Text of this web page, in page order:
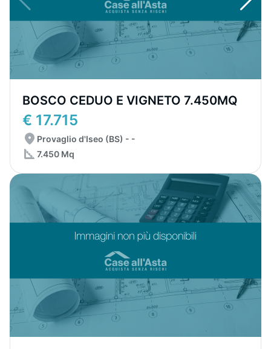
BOSCO CEDUO E VIGNETO 7.450MQ
€ 17.715
Provaglio d'Iseo (BS) - -
7.450 Mq